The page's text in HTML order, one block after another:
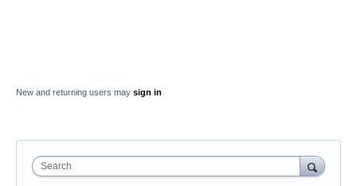
New and returning users may sign in
Search